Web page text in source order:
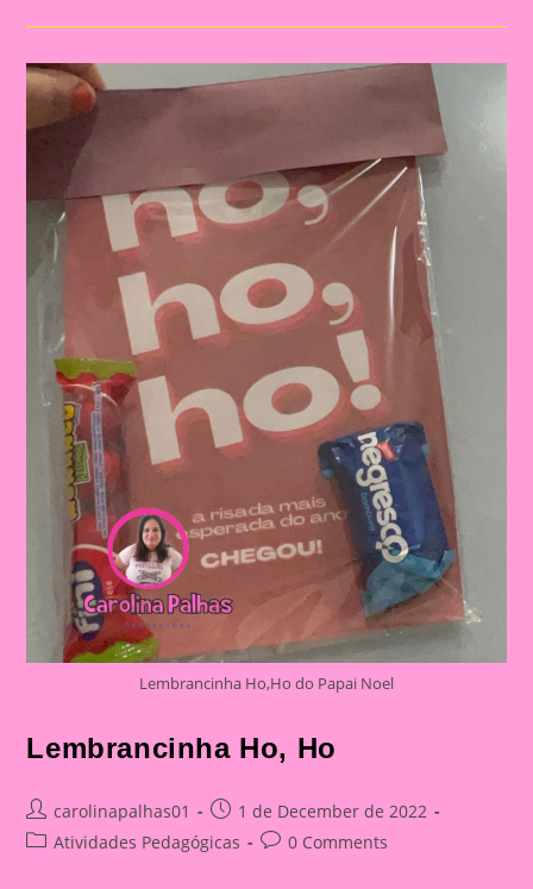
Porta
Lembrancinha Ho,Ho do Papai Noel
Lembrancinha Ho, Ho
Post
author:
carolinapalhas01
Post
published:
1 de December de 2022
PostAtividades Pedagógicas
Post0 Comments